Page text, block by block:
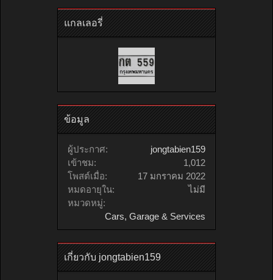
แกลเลอรี่
ข้อมูล
ผู้ประกาศ:
jongtabien159
เข้าชม:
1,012
โพสต์เมื่อ:
17 มกราคม 2022
หมดอายุใน:
ไม่มี
หมวดหมู่:
Cars, Garage & Services
เกี่ยวกับ jongtabien159